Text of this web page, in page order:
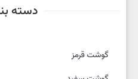
دسته
گوشت قرمز